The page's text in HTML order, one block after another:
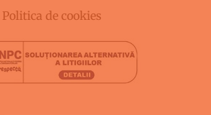
Politica de cookies